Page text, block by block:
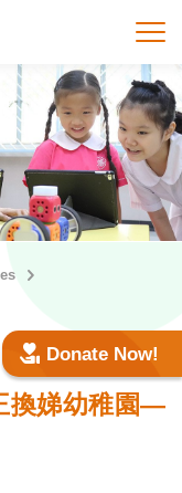
打
Donate Now!
換娣幼稚園—